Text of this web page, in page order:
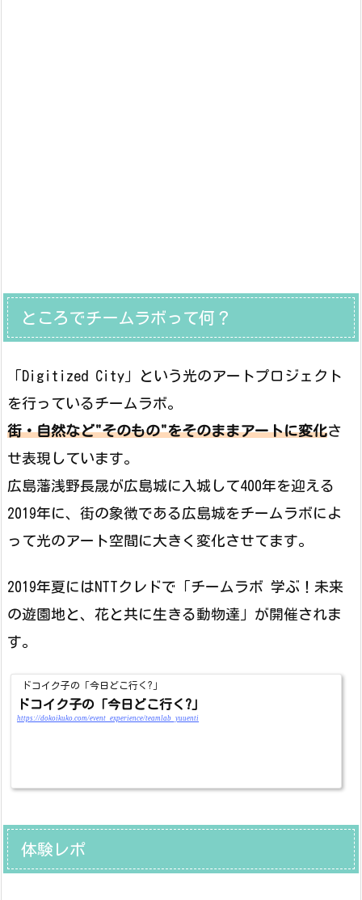
ところでチームラボって何？
「Digitized City」という光のアートプロジェクト
を行っているチームラボ。
街・自然など"そのもの"をそのままアートに変化さ
せ表現しています。
広島藩浅野長晟が広島城に入城して400年を迎える
2019年に、街の象徴である広島城をチームラボによ
って光のアート空間に大きく変化させてます。
2019年夏にはNTTクレドで「チームラボ 学ぶ！未来
の遊園地と、花と共に生きる動物達」が開催されま
す。
ドコイク子の「今日どこ行く?」
ドコイク子の「今日どこ行く?」
https://dokoikuko.com/event_experience/teamlab_yuuenti
体験レポ